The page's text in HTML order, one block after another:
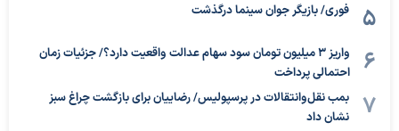
فوری/ بازیگر جوان سینما درگذشت
واریز ۳ میلیون تومان سود سهام عدالت واقعیت دارد؟/ جزئیات زمان
احتمالی پرداخت
بمب نقل‌وانتقالات در پرسپولیس/ رضاییان برای بازگشت چراغ سبز
نشان داد